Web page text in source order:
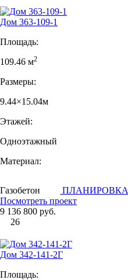
Дом 363-109-1
Площадь:
109.46 м2
Размеры:
9.44×15.04м
Этажей:
Одноэтажный
Материал:
Газобетон
ПЛАНИРОВКА
Посмотреть проект
9 136 800 руб.
26
Дом 342-141-2Г
Площадь: